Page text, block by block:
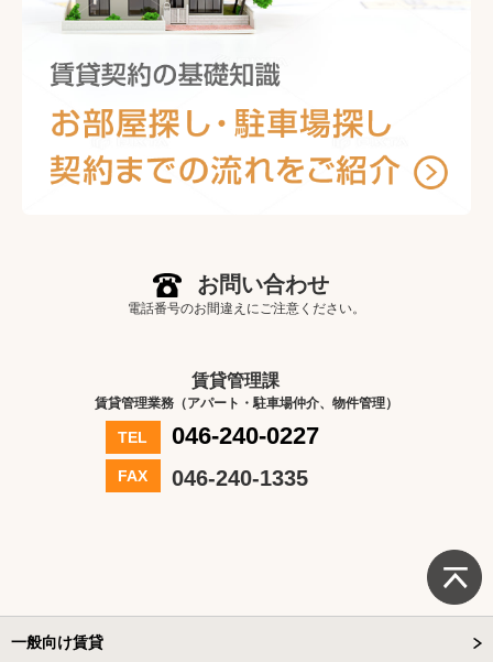
お問い合わせ
電話番号のお間違えにご注意ください。
賃貸管理課
賃貸管理業務（アパート・駐車場仲介、物件管理）
TEL 046-240-0227
FAX 046-240-1335
一般向け賃貸